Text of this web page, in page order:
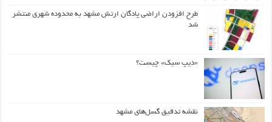
طرح افزودن اراضی پادگان ارتش مشهد به محدوده شهری منتشر
شد
«دیپ سیک» چیست؟
نقشه تدقیق گسل‌های مشهد